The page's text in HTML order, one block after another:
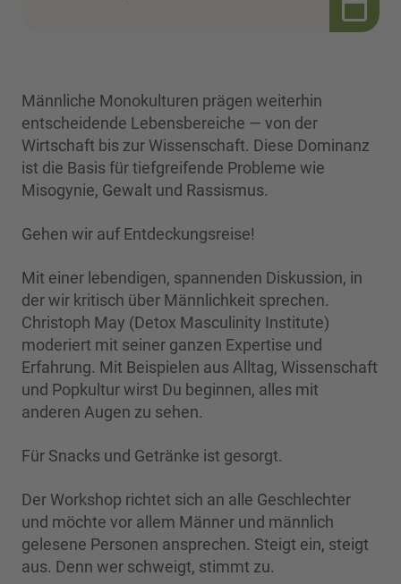
Männliche Monokulturen prägen weiterhin
entscheidende Lebensbereiche — von der
Wirtschaft bis zur Wissenschaft. Diese Dominanz
ist die Basis für tiefgreifende Probleme wie
Misogynie, Gewalt und Rassismus.
Gehen wir auf Entdeckungsreise!
Mit einer lebendigen, spannenden Diskussion, in
der wir kritisch über Männlichkeit sprechen.
Christoph May (Detox Masculinity Institute)
moderiert mit seiner ganzen Expertise und
Erfahrung. Mit Beispielen aus Alltag, Wissenschaft
und Popkultur wirst Du beginnen, alles mit
anderen Augen zu sehen.
Für Snacks und Getränke ist gesorgt.
Der Workshop richtet sich an alle Geschlechter
und möchte vor allem Männer und männlich
gelesene Personen ansprechen. Steigt ein, steigt
aus. Denn wer schweigt, stimmt zu.